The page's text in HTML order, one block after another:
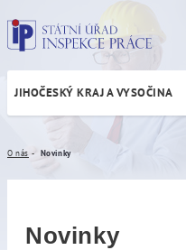
Novinky
JIHOČESKÝ KRAJ A VYSOČINA
O nás Novinky
Novinky